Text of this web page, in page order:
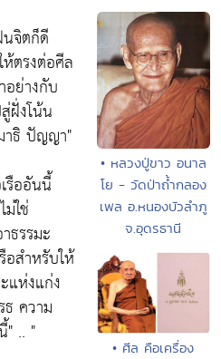
จิตก็ดี
ตรงต่อศีล
ย่างกับ
ฝั่งโน้น
าธิ ปัญญา"
รืออันนี้
ใช่
ธรรมะ
อสำหรับให้
แห่งแก่ง
ความ
" .. "
• หลวงปู่ขาว อนาล
โย - วัดป่าถ้ำกลอง
เพล อ.หนองบัวลำภู
จ.อุดรธานี
• ศีล คือเครื่อง